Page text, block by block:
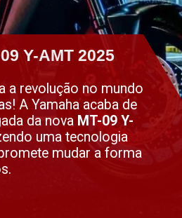
Y-AMT 2025
Y-AMT 2025
a revolução no mundo
A Yamaha acaba de
da nova MT-09 Y-
uma tecnologia
mudar a forma